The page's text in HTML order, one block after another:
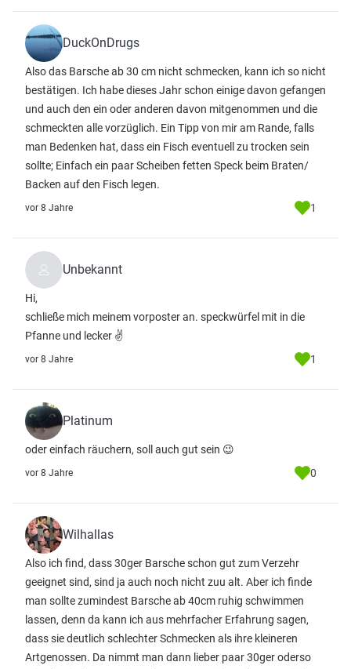
DuckOnDrugs
Also das Barsche ab 30 cm nicht schmecken, kann ich so nicht
bestätigen. Ich habe dieses Jahr schon einige davon gefangen
und auch den ein oder anderen davon mitgenommen und die
schmeckten alle vorzüglich. Ein Tipp von mir am Rande, falls
man Bedenken hat, dass ein Fisch eventuell zu trocken sein
sollte; Einfach ein paar Scheiben fetten Speck beim Braten/
Backen auf den Fisch legen.
vor 8 Jahre 1
Unbekannt
Hi,
schließe mich meinem vorposter an. speckwürfel mit in die
Pfanne und lecker ✌
vor 8 Jahre 1
Platinum
oder einfach räuchern, soll auch gut sein 😉
vor 8 Jahre 0
Wilhallas
Also ich find, dass 30ger Barsche schon gut zum Verzehr
geeignet sind, sind ja auch noch nicht zuu alt. Aber ich finde
man sollte zumindest Barsche ab 40cm ruhig schwimmen
lassen, denn da kann ich aus mehrfacher Erfahrung sagen,
dass sie deutlich schlechter Schmecken als ihre kleineren
Artgenossen. Da nimmt man dann lieber paar 30ger oderso